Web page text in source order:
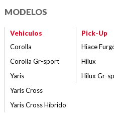
MODELOS
Vehiculos
Corolla
Corolla Gr-sport
Yaris
Yaris Cross
Yaris Cross Híbrido
Pick-Up
Hiace
Hilux
Hilux Gr-